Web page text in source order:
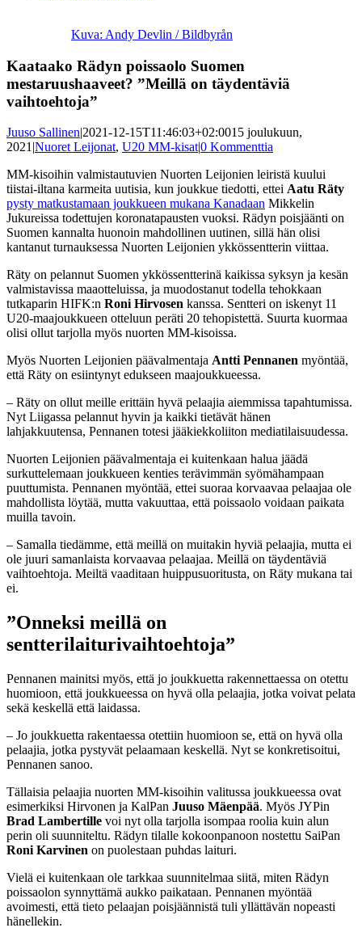
Kuva: Andy Devlin / Bildbyrån
Kaataako Rädyn poissaolo Suomen
mestaruushaaveet? ”Meillä on täydentäviä
vaihtoehtoja”
Juuso Sallinen|2021-12-15T11:46:03+02:0015 joulukuun,
2021|Nuoret Leijonat, U20 MM-kisat|0 Kommenttia
MM-kisoihin valmistautuvien Nuorten Leijonien leiristä kuului
tiistai-iltana karmeita uutisia, kun joukkue tiedotti, ettei Aatu Räty
pysty matkustamaan joukkueen mukana Kanadaan Mikkelin
Jukureissa todettujen koronatapausten vuoksi. Rädyn poisjäänti on
Suomen kannalta huonoin mahdollinen uutinen, sillä hän olisi
kantanut turnauksessa Nuorten Leijonien ykkössentterin viittaa.
Räty on pelannut Suomen ykkössentterinä kaikissa syksyn ja kesän
valmistavissa maaotteluissa, ja muodostanut todella tehokkaan
tutkaparin HIFK:n Roni Hirvosen kanssa. Sentteri on iskenyt 11
U20-maajoukkueen otteluun peräti 20 tehopistettä. Suurta kuormaa
olisi ollut tarjolla myös nuorten MM-kisoissa.
Myös Nuorten Leijonien päävalmentaja Antti Pennanen myöntää,
että Räty on esiintynyt edukseen maajoukkueessa.
– Räty on ollut meille erittäin hyvä pelaajia aiemmissa tapahtumissa.
Nyt Liigassa pelannut hyvin ja kaikki tietävät hänen
lahjakkuutensa, Pennanen totesi jääkiekkoliiton mediatilaisuudessa.
Nuorten Leijonien päävalmentaja ei kuitenkaan halua jäädä
surkuttelemaan joukkueen kenties terävimmän syömähampaan
puuttumista. Pennanen myöntää, ettei suoraa korvaavaa pelaajaa ole
mahdollista löytää, mutta vakuuttaa, että poissaolo voidaan paikata
muilla tavoin.
– Samalla tiedämme, että meillä on muitakin hyviä pelaajia, mutta ei
ole juuri samanlaista korvaavaa pelaajaa. Meillä on täydentäviä
vaihtoehtoja. Meiltä vaaditaan huippusuoritusta, on Räty mukana tai
ei.
”Onneksi meillä on
sentterilaiturivaihtoehtoja”
Pennanen mainitsi myös, että jo joukkuetta rakennettaessa on otettu
huomioon, että joukkueessa on hyvä olla pelaajia, jotka voivat pelata
sekä keskellä että laidassa.
– Jo joukkuetta rakentaessa otettiin huomioon se, että on hyvä olla
pelaajia, jotka pystyvät pelaamaan keskellä. Nyt se konkretisoitui,
Pennanen sanoo.
Tällaisia pelaajia nuorten MM-kisoihin valitussa joukkueessa ovat
esimerkiksi Hirvonen ja KalPan Juuso Mäenpää. Myös JYPin
Brad Lambertille voi nyt olla tarjolla isompaa roolia kuin alun
perin oli suunniteltu. Rädyn tilalle kokoonpanoon nostettu SaiPan
Roni Karvinen on puolestaan puhdas laituri.
Vielä ei kuitenkaan ole tarkkaa suunnitelmaa siitä, miten Rädyn
poissaolon synnyttämä aukko paikataan. Pennanen myöntää
avoimesti, että tieto pelaajan poisjäännistä tuli yllättävän nopeasti
hänellekin.